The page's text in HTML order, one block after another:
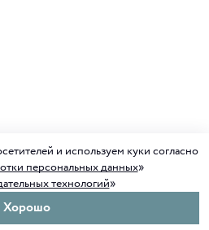
и используем куки согласно
персональных данных»
технологий»
Хорошо